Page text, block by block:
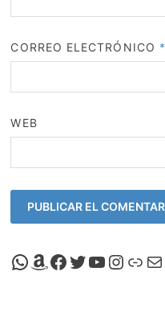
CORREO ELECTRÓNICO *
WEB
Canal de Whatsapp de Viscalacant
Comprar en Amazon
Facebook de Viscalacant
Twitter de Viscalacant
Canal de Youtube de
Instagram de